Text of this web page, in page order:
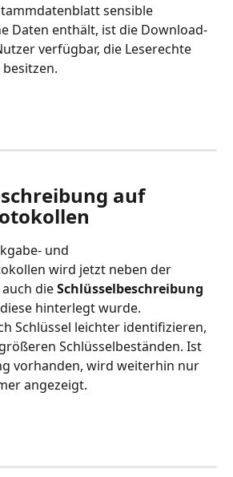
sensible
Daten enthält, ist die Download-
verfügbar, die Leserechte
auf
und
wird jetzt neben der
die Schlüsselbeschreibung
hinterlegt wurde.
Schlüssel leichter identifizieren,
Schlüsselbeständen. Ist
vorhanden, wird weiterhin nur
angezeigt.